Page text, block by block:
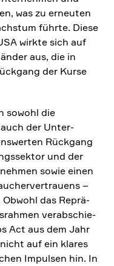
was zu erneuten
führte. Diese
wirkte sich auf
aus, die in
der Kurse
sowohl die
auch der Unter­
Rückgang
und der
sowie einen
–
das Reprä­
verab­schie­
Act aus dem Jahr
auf ein klares
Impulsen hin. In